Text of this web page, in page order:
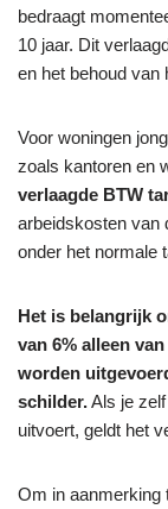
bedraagt
10 jaar. Dit
en het behoud van
Voor woningen
zoals kantoren en
verlaagde BTW
arbeidskosten van
onder het normale
Het is belangrijk
van 6% alleen
worden
schilder.Als je
uitvoert, geldt het
Om in aanmerking